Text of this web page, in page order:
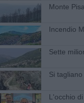
Monte
Incendio
Sette
Si
L'occhio